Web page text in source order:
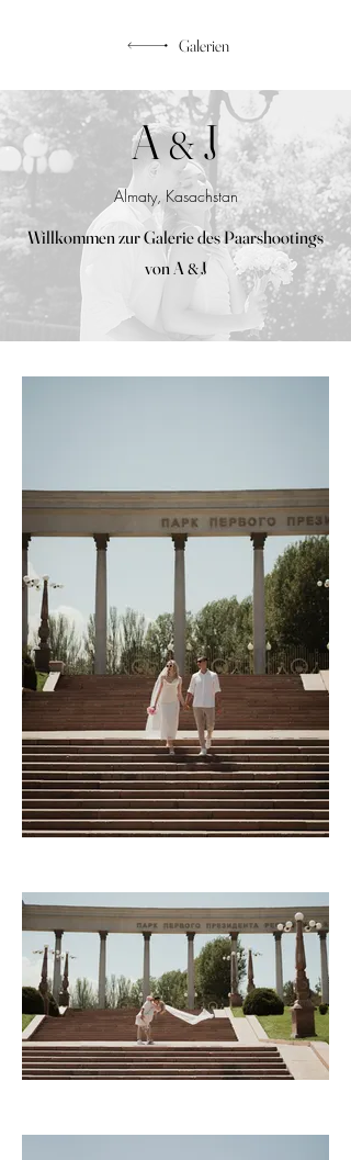
Galerien
A&J
Almaty, Kasachstan
Willkommen zur Galerie des Paarshootings
vonA&J